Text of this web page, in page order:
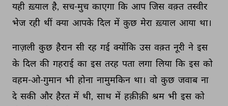
यही ख़्याल है, सच-मुच काएगा कि आप जिस वक़्त तस्वीर
भेज रही थीं क्या आपके दिल में कुछ मेरा ख़्याल आया था।
नाज़ली कुछ हैरान सी रह गई क्योंकि उस वक़्त नूरी ने इस
के दिल की गहराई का इस तरह पता लगा लिया कि इस को
वहम-ओ-गुमान भी होना नामुमकिन था। वो कुछ जवाब ना
दे सकी और हैरत में थी, साथ में हक़ीक़ी श्रम भी इस को